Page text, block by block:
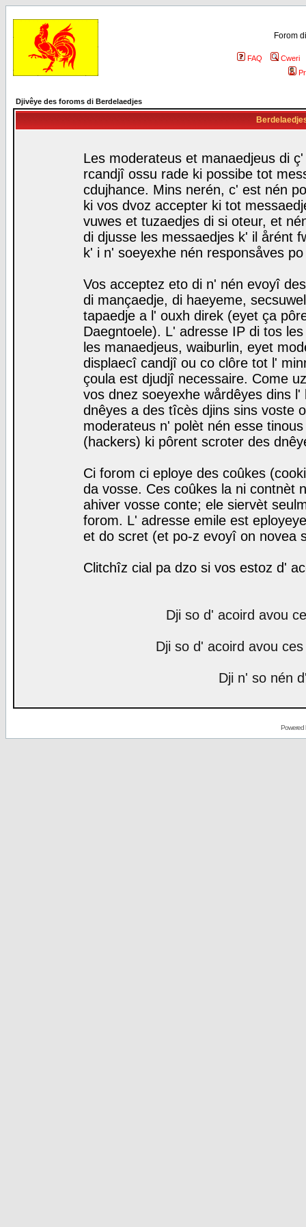
Forom
FAQ
Cweri
Djivêye des foroms di Berdelaedjes
Les moderateus et manaedjeus di
rcandjî ossu rade ki possibe tot
cdujhance. Mins nerén, c' est nén
ki vos dvoz accepter ki tot
vuwes et tuzaedjes di si oteur, et
di djusse les messaedjes k' il årént
k' i n' soeyexhe nén responsåves
Vos acceptez eto di n' nén evoyî
di mançaedje, di haeyeme,
tapaedje a l' ouxh direk (eyet ça
Daegntoele). L' adresse IP di tos
les manaedjeus, waiburlin, eyet
displaecî candjî ou co clôre tot l'
çoula est djudjî necessaire. Come
vos dnez soeyexhe wårdêyes dins
dnêyes a des tîcès djins sins voste
moderateus n' polèt nén esse
(hackers) ki pôrent scroter des
Ci forom ci eploye des coûkes
da vosse. Ces coûkes la ni contnèt
ahiver vosse conte; ele siervèt
forom. L' adresse emile est
et do scret (et po-z evoyî on novea
Clitchîz cial pa dzo si vos estoz d'
Dji so d' acoird avou
Dji so d' acoird avou
Dji n' so nén
Powered